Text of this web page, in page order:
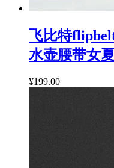
飞比特
水壶腰带女
¥199.00